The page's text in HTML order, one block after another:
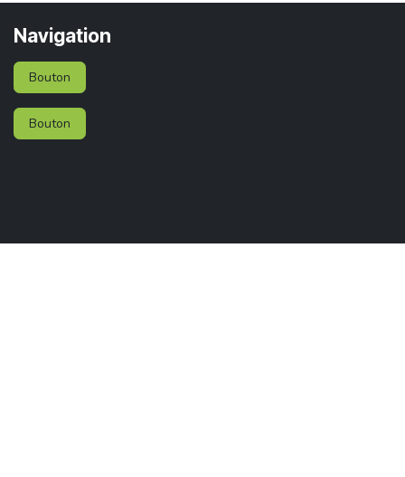
Navigation
Bouton
Bouton